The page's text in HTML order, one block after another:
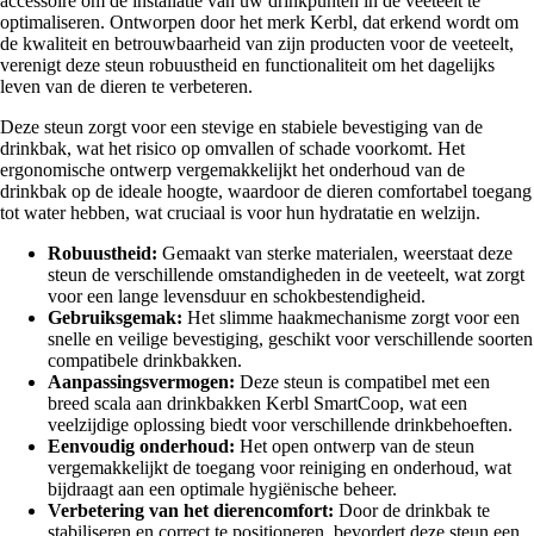
optimaliseren. Ontworpen door het merk Kerbl, dat erkend wordt om
de kwaliteit en betrouwbaarheid van zijn producten voor de veeteelt,
verenigt deze steun robuustheid en functionaliteit om het dagelijks
leven van de dieren te verbeteren.
Deze steun zorgt voor een stevige en stabiele bevestiging van de
drinkbak, wat het risico op omvallen of schade voorkomt. Het
ergonomische ontwerp vergemakkelijkt het onderhoud van de
drinkbak op de ideale hoogte, waardoor de dieren comfortabel toegang
tot water hebben, wat cruciaal is voor hun hydratatie en welzijn.
Robuustheid: Gemaakt van sterke materialen, weerstaat deze
steun de verschillende omstandigheden in de veeteelt, wat zorgt
voor een lange levensduur en schokbestendigheid.
Gebruiksgemak: Het slimme haakmechanisme zorgt voor een
snelle en veilige bevestiging, geschikt voor verschillende soorten
compatibele drinkbakken.
Aanpassingsvermogen: Deze steun is compatibel met een
breed scala aan drinkbakken Kerbl SmartCoop, wat een
veelzijdige oplossing biedt voor verschillende drinkbehoeften.
Eenvoudig onderhoud: Het open ontwerp van de steun
vergemakkelijkt de toegang voor reiniging en onderhoud, wat
bijdraagt aan een optimale hygiënische beheer.
Verbetering van het dierencomfort: Door de drinkbak te
stabiliseren en correct te positioneren, bevordert deze steun een